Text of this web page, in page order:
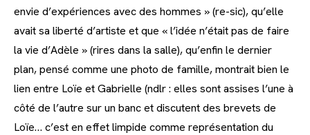
envie d’expériences avec des hommes » (re-sic), qu’elle
avait sa liberté d’artiste et que « l’idée n’était pas de faire
la vie d’Adèle » (rires dans la salle), qu’enfin le dernier
plan, pensé comme une photo de famille, montrait bien le
lien entre Loïe et Gabrielle (ndlr : elles sont assises l’une à
côté de l’autre sur un banc et discutent des brevets de
Loïe… c’est en effet limpide comme représentation du